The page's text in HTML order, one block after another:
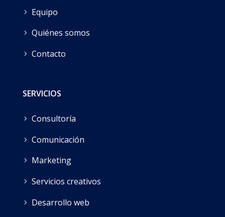
Equipo
Quiénes somos
Contacto
SERVICIOS
Consultoría
Comunicación
Marketing
Servicios creativos
Desarrollo web